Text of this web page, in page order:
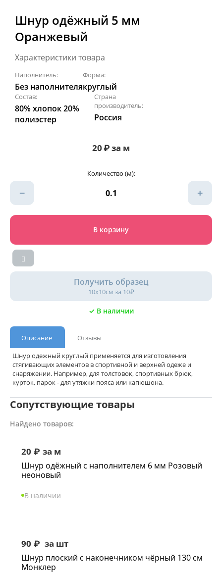
Шнур одёжный 5 мм
Оранжевый
Характеристики товара
Наполнитель:
Без наполнителя
Форма:
круглый
Состав:
80% хлопок 20%
полиэстер
Страна
производитель:
Россия
20₽за м
Количество (м):
− +
В корзину
Получить образец
10х10см за 10₽
✓ В наличии
Описание
Отзывы
Шнур одежный круглый применяется для изготовления
стягивающих элементов в спортивной и верхней одеже и
снаряжении. Например, для толстовок, спортивных брюк,
курток, парок - для утяжки пояса или капюшона.
Сопутствующие товары
Найдено товаров:
20 ₽ за м
Шнур одёжный с наполнителем 6 мм Розовый
неоновый
В наличии
90 ₽ за шт
Шнур плоский с наконечником чёрный 130 см
Монклер